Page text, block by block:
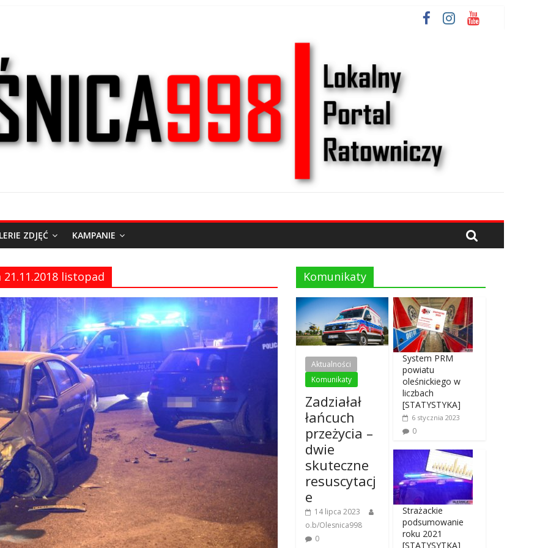
ZDJĘĆ KAMPANIE
listopad Komunikaty
Aktualności
Komunikaty
Zadziałał
łańcuch
przeżycia –
dwie
skuteczne
resuscytacj
e
14 lipca 2023
o.b/Olesnica998
0
System PRM
powiatu
oleśnickiego w
liczbach
[STATYSTYKA]
6 stycznia 2023
0
Strażackie
podsumowanie
roku 2021
[STATYSYTKA]